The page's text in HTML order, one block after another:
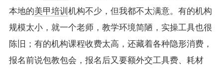
本地的美甲培训 机构不少，但我都不太满意。有的机构
规模太小，就一个老师，教学环境简陋，实操工具也很
陈旧；有的机构课程收费太高，还藏着各种隐形消费，
报名前说包教包会，报名后又要额外交工具费、耗材